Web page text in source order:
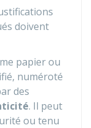
doivent
papier ou
numéroté
des
. Il peut
ou tenu